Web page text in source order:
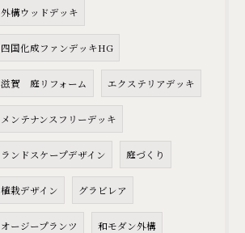
外構ウッドデッキ
四国化成ファンデッキHG
滋賀 庭リフォーム エクステリアデッキ
メンテナンスフリーデッキ
ランドスケープデザイン 庭づくり
植栽デザイン グラビレア
オージープランツ 和モダン外構